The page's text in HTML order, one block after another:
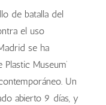
de batalla del
el uso
se ha
Museum’
Un
abierto 9 días, y